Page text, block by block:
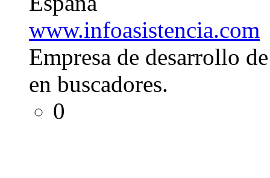
www.infoasistencia.com
Empresa de desarrollo
en buscadores.
0